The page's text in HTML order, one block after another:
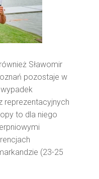
Sławomir
pozostaje w
reprezentacyjnych
to dla niego
(23-25